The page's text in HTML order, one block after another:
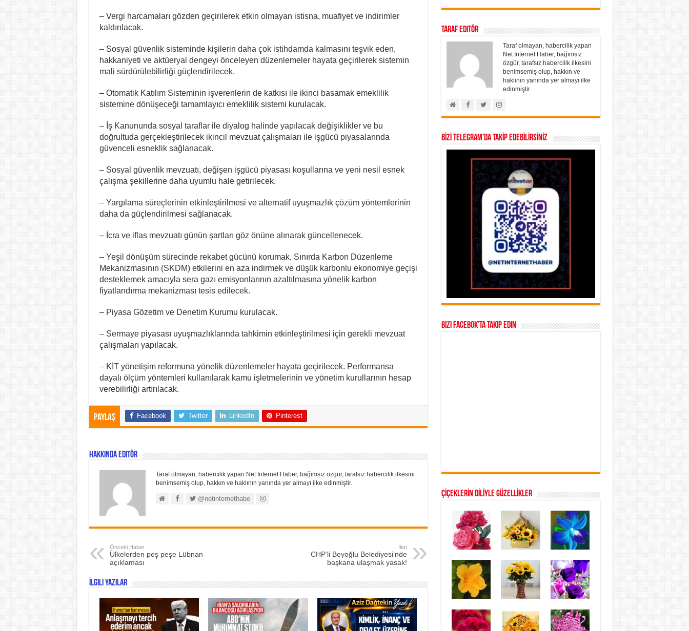
– Vergi harcamaları gözden geçirilerek etkin olmayan istisna, muafiyet ve indirimler
kaldırılacak.
– Sosyal güvenlik sisteminde kişilerin daha çok istihdamda kalmasını teşvik eden,
hakkaniyeti ve aktüeryal dengeyi önceleyen düzenlemeler hayata geçirilerek sistemin
mali sürdürülebilirliği güçlendirilecek.
– Otomatik Katılım Sisteminin işverenlerin de katkısı ile ikinci basamak emeklilik
sistemine dönüşeceği tamamlayıcı emeklilik sistemi kurulacak.
– İş Kanununda sosyal taraflar ile diyalog halinde yapılacak değişiklikler ve bu
doğrultuda gerçekleştirilecek ikincil mevzuat çalışmaları ile işgücü piyasalarında
güvenceli esneklik sağlanacak.
– Sosyal güvenlik mevzuatı, değişen işgücü piyasası koşullarına ve yeni nesil esnek
çalışma şekillerine daha uyumlu hale getirilecek.
– Yargılama süreçlerinin etkinleştirilmesi ve alternatif uyuşmazlık çözüm yöntemlerinin
daha da güçlendirilmesi sağlanacak.
– İcra ve iflas mevzuatı günün şartları göz önüne alınarak güncellenecek.
– Yeşil dönüşüm sürecinde rekabet gücünü korumak, Sınırda Karbon Düzenleme
Mekanizmasının (SKDM) etkilerini en aza indirmek ve düşük karbonlu ekonomiye geçişi
desteklemek amacıyla sera gazı emisyonlarının azaltılmasına yönelik karbon
fiyatlandırma mekanizması tesis edilecek.
– Piyasa Gözetim ve Denetim Kurumu kurulacak.
– Sermaye piyasası uyuşmazlıklarında tahkimin etkinleştirilmesi için gerekli mevzuat
çalışmaları yapılacak.
– KİT yönetişim reformuna yönelik düzenlemeler hayata geçirilecek. Performansa
dayalı ölçüm yöntemleri kullanılarak kamu işletmelerinin ve yönetim kurullarının hesap
verebilirliği artırılacak.
Paylaş Facebook Twitter LinkedIn Pinterest
Hakkında Editör
Taraf olmayan, habercilik yapan Net İnternet Haber, bağımsız özgür, tarafsız habercilik ilkesini
benimsemiş olup, hakkın ve haklının yanında yer almayı ilke edinmiştir.
@netinternethabe
Önceki Haber
Ülkelerden peş peşe Lübnan
açıklaması
İleri
CHP’li Beyoğlu Belediyesi’nde
başkana ulaşmak yasak!
İlgili Yazılar
Taraf Editör
Taraf olmayan, habercilik yapan
Net İnternet Haber, bağımsız
özgür, tarafsız habercilik ilkesini
benimsemiş olup, hakkın ve
haklının yanında yer almayı ilke
edinmiştir.
BİZİ TELEGRAM’DA TAKİP EDEBİLİRSİNİZ
Bizi Facebok’ta takip edin
ÇİÇEKLERİN DİLİYLE GÜZELLİKLER